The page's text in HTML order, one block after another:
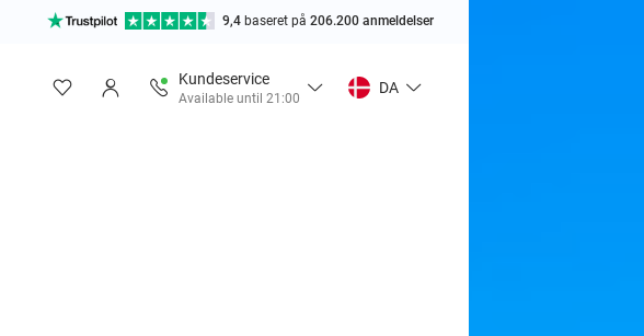
9,4 baseret på 206.200 anmeldelser
Kundeservice
Available until 21:00
DA